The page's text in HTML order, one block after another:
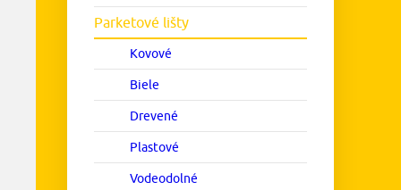
Parketové lišty
Kovové
Biele
Drevené
Plastové
Vodeodolné